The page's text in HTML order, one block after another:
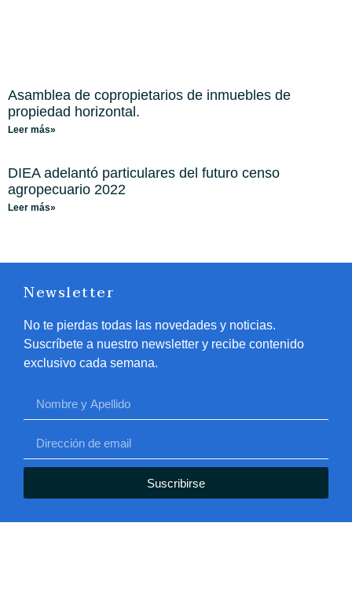
Asamblea de copropietarios de inmuebles de
propiedad horizontal.
Leer más»
DIEA adelantó particulares del futuro censo
agropecuario 2022
Leer más»
Newsletter
No te pierdas todas las novedades y noticias.
Suscríbete a nuestro newsletter y recibe contenido
exclusivo cada semana.
Suscribirse